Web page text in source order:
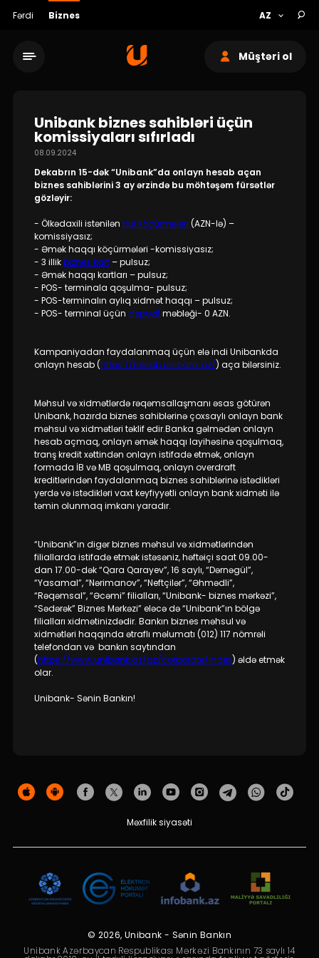
Fərdi Biznes
Müştəri ol
Xidmət şəbəkəsi
Dayanıqlılıq
Keşbek
Tariflər
İnsan Resursları
F.A.Q
Unibank biznes sahibləri üçün
komissiyaları sıfırladı
08.09.2024
Dekabrın 15-dək “Unibank”da onlayn hesab açan
biznes sahiblərini 3 ay ərzində bu möhtəşəm fürsətlər
gözləyir:
- Ölkədaxili istənilən pul köçürmələri (AZN-lə) –
komissiyasız;
- Əmək haqqı köçürmələri -komissiyasız;
- 3 illikbiznes kart – pulsuz;
- Əmək haqqı kartları – pulsuz;
- POS- terminala qoşulma- pulsuz;
- POS-terminalın aylıq xidmət haqqı – pulsuz;
- POS- terminal üçün depozitməbləği- 0 AZN.
Kampaniyadan faydalanmaq üçün elə indi Unibankda
onlayn hesab (https://hesab.unibank.az/) aça bilərsiniz.
Məhsul və xidmətlərdə rəqəmsallaşmanı əsas götürən
Unibank, hazırda biznes sahiblərinə çoxsaylı onlayn bank
məhsul və xidmətləri təklif edir.Banka gəlmədən onlayn
hesab açmaq, onlayn əmək haqqı layihəsinə qoşulmaq,
tranş kredit xəttindən onlayn istifadə etmək, onlayn
formada İB və MB qoşulmaq, onlayn overdraft
kreditlərindən faydalanmaq biznes sahiblərinə istədikləri
yerdə və istədikləri vaxt keyfiyyətli onlayn bank xidməti ilə
təmin olunmaq imkanı yaradır.
“Unibank”ın digər biznes məhsul və xidmətlərindən
filiallarda istifadə etmək istəsəniz, həftəiçi saat 09.00-
dan 17.00-dək “Qara Qarayev”, 16 saylı, “Dərnəgül”,
“Yasamal”, “Nərimanov”, “Neftçilər”, “Əhmədli”,
“Rəqəmsal”, “Əcəmi” filialları, “Unibank- biznes mərkəzi”,
“Sədərək” Biznes Mərkəzi” eləcə də “Unibank”ın bölgə
filialları xidmətinizdədir. Bankın biznes məhsul və
xidmətləri haqqında ətraflı məlumatı (012) 117 nömrəli
telefondan və bankın saytından
(https://www.unibank.az/az/corporate/index) əldə etmək
olar.
Unibank- Sənin Bankın!
Məxfilik siyasəti
© 2026, Unibank - Sənin Bankın
Unibank Azərbaycan Respublikası Mərkəzi Bankının 73 saylı 14